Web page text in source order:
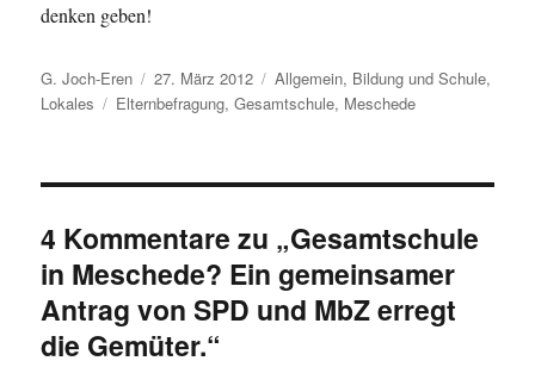
denken geben!
Autor
G. Joch-Eren
Veröffentlicht
am
27. März 2012 Kategorien
Allgemein, Bildung und Schule,
Lokales
Schlagwörter
Elternbefragung,Gesamtschule, Meschede
4 Kommentare zu „Gesamtschule
in Meschede? Ein gemeinsamer
Antrag von SPD und MbZ erregt
die Gemüter.“